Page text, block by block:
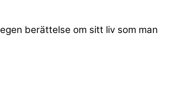
berättelse om sitt liv som man